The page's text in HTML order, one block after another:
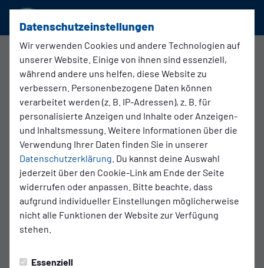
Datenschutzeinstellungen
Wir verwenden Cookies und andere Technologien auf
unserer Website. Einige von ihnen sind essenziell,
während andere uns helfen, diese Website zu
verbessern. Personenbezogene Daten können
verarbeitet werden (z. B. IP-Adressen), z. B. für
personalisierte Anzeigen und Inhalte oder Anzeigen-
und Inhaltsmessung. Weitere Informationen über die
Verwendung Ihrer Daten finden Sie in unserer
Datenschutzerklärung . Du kannst deine Auswahl
jederzeit über den Cookie-Link am Ende der Seite
widerrufen oder anpassen. Bitte beachte, dass
aufgrund individueller Einstellungen möglicherweise
nicht alle Funktionen der Website zur Verfügung
stehen.
Essenziell
Jugendfußball
21.06.2026 12:00 Uhr
SSVg Velbert 02 C2 - Rot Weiß
Oberhausen